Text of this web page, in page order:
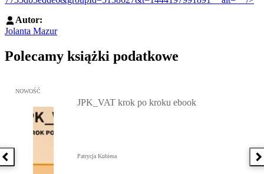
Autor:
Jolanta Mazur
Polecamy książki podatkowe
Poprzednia książka
Przejdź do: JPK_VAT krok po kroku ebook, Patrycja Kubiesa -
NOWOŚĆ
JPK_VAT krok po kroku ebook
Patrycja Kubiesa